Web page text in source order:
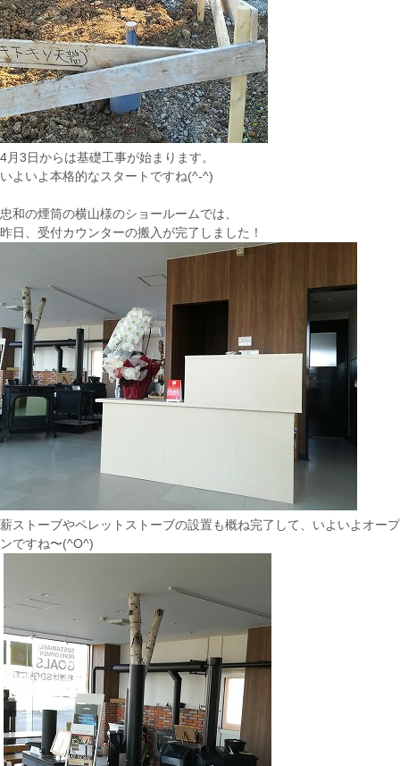
4月3日からは基礎工事が始まります。
いよいよ本格的なスタートですね(^-^)
忠和の煙筒の横山様のショールームでは、
昨日、受付カウンターの搬入が完了しました！
薪ストーブやペレットストーブの設置も概ね完了して、いよいよオープ
ンですね〜(^O^)